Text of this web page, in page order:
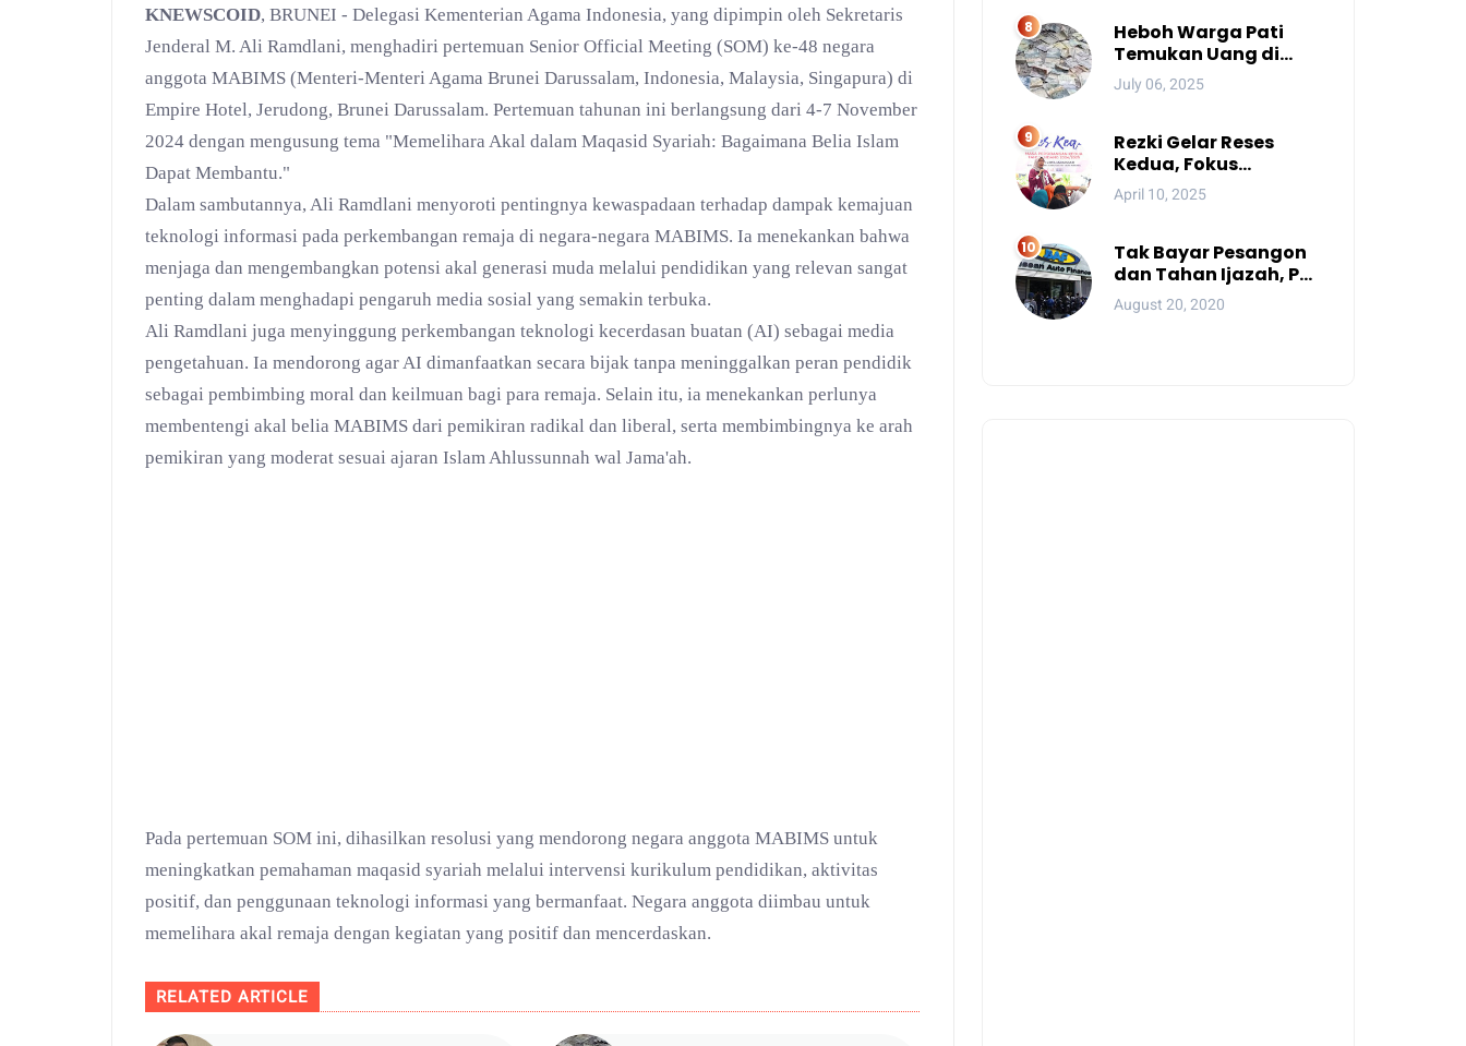
KNEWSCOID, BRUNEI - Delegasi Kementerian Agama Indonesia, yang dipimpin oleh Sekretaris
Jenderal M. Ali Ramdlani, menghadiri pertemuan Senior Official Meeting (SOM) ke-48 negara
anggota MABIMS (Menteri-Menteri Agama Brunei Darussalam, Indonesia, Malaysia, Singapura) di
Empire Hotel, Jerudong, Brunei Darussalam. Pertemuan tahunan ini berlangsung dari 4-7 November
2024 dengan mengusung tema "Memelihara Akal dalam Maqasid Syariah: Bagaimana Belia Islam
Dapat Membantu."
Dalam sambutannya, Ali Ramdlani menyoroti pentingnya kewaspadaan terhadap dampak kemajuan
teknologi informasi pada perkembangan remaja di negara-negara MABIMS. Ia menekankan bahwa
menjaga dan mengembangkan potensi akal generasi muda melalui pendidikan yang relevan sangat
penting dalam menghadapi pengaruh media sosial yang semakin terbuka.
Ali Ramdlani juga menyinggung perkembangan teknologi kecerdasan buatan (AI) sebagai media
pengetahuan. Ia mendorong agar AI dimanfaatkan secara bijak tanpa meninggalkan peran pendidik
sebagai pembimbing moral dan keilmuan bagi para remaja. Selain itu, ia menekankan perlunya
membentengi akal belia MABIMS dari pemikiran radikal dan liberal, serta membimbingnya ke arah
pemikiran yang moderat sesuai ajaran Islam Ahlussunnah wal Jama'ah.
Pada pertemuan SOM ini, dihasilkan resolusi yang mendorong negara anggota MABIMS untuk
meningkatkan pemahaman maqasid syariah melalui intervensi kurikulum pendidikan, aktivitas
positif, dan penggunaan teknologi informasi yang bermanfaat. Negara anggota diimbau untuk
memelihara akal remaja dengan kegiatan yang positif dan mencerdaskan.
RELATED ARTICLE
Bintang Dua
Heboh Warga Pati
Temukan Uang di
Sungai, Netizen Sebut
Fenomena Aneh
July 06, 2025
Rezki Gelar Reses
Kedua, Fokus
Perbaikan Drainase
April 10, 2025
Tak Bayar Pesangon
dan Tahan Ijazah, PT.
BAF Makassar Dinilai
Wajib Dibekukan
August 20, 2020